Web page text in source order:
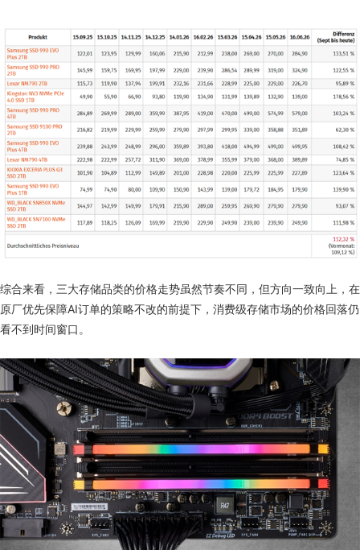
综合来看，三大存储品类的价格走势虽然节奏不同，但方向一致向上，在
原厂优先保障AI订单的策略不改的前提下，消费级存储市场的价格回落仍
看不到时间窗口。